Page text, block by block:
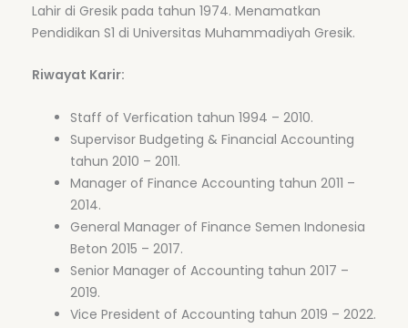
Lahir di Gresik pada tahun 1974. Menamatkan
Pendidikan S1 di Universitas Muhammadiyah Gresik.
Riwayat Karir:
Staff of Verfication tahun 1994 – 2010.
Supervisor Budgeting & Financial Accounting
tahun 2010 – 2011.
Manager of Finance Accounting tahun 2011 –
2014.
General Manager of Finance Semen Indonesia
Beton 2015 – 2017.
Senior Manager of Accounting tahun 2017 –
2019.
Vice President of Accounting tahun 2019 – 2022.